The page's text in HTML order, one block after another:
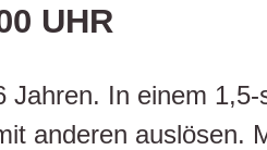
UHR
In einem
anderen auslösen.